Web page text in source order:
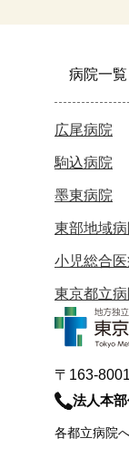
病院一覧
広尾病院
駒込病院
墨東病院
東部地域病
小児総合
東京都立
〒163-
法人本
各都立病院